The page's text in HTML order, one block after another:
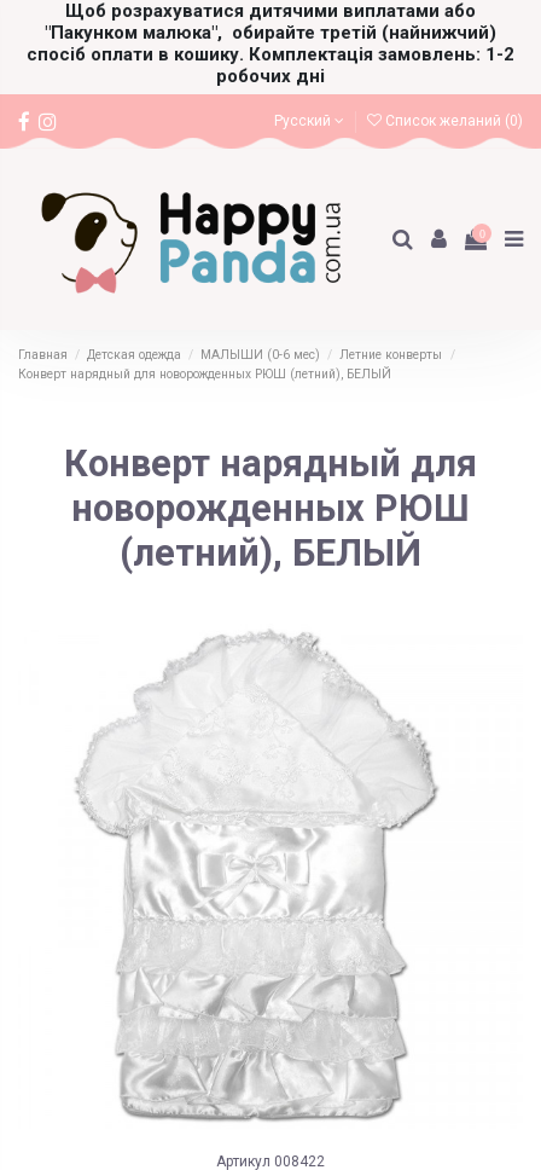
Щоб розрахуватися дитячими виплатами або
"Пакунком малюка", обирайте третій (найнижчий)
спосіб оплати в кошику. Комплектація замовлень: 1-2
робочих дні
Русский Список желаний (0)
0
Главная Детская одежда МАЛЫШИ (0-6 мес)
Летние конверты
Конверт нарядный для новорожденных РЮШ (летний), БЕЛЫЙ
Конверт нарядный для
новорожденных РЮШ
(летний), БЕЛЫЙ
Артикул 008422